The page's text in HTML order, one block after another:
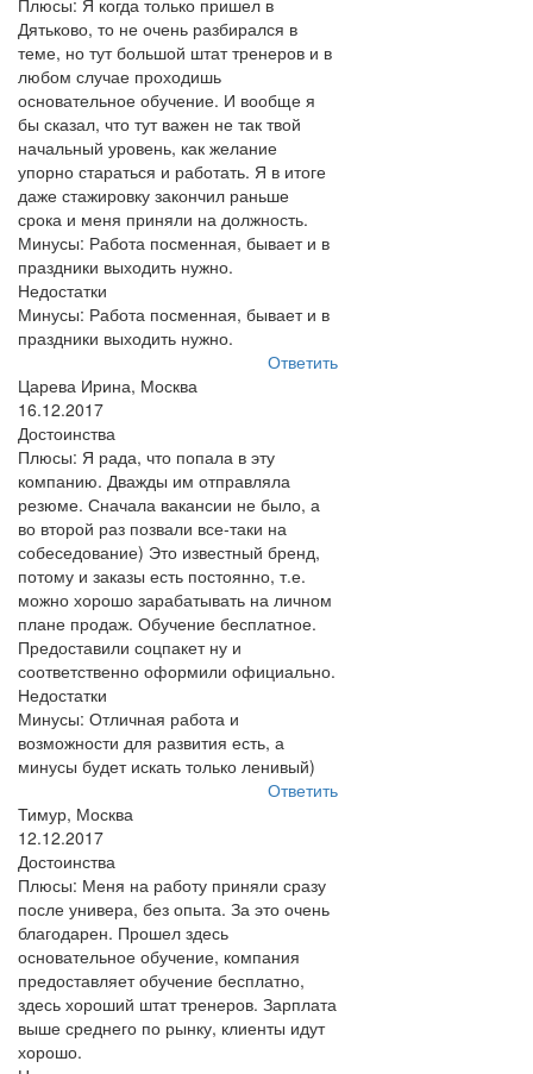
Плюсы: Я когда только пришел в
Дятьково, то не очень разбирался в
теме, но тут большой штат тренеров и в
любом случае проходишь
основательное обучение. И вообще я
бы сказал, что тут важен не так твой
начальный уровень, как желание
упорно стараться и работать. Я в итоге
даже стажировку закончил раньше
срока и меня приняли на должность.
Минусы: Работа посменная, бывает и в
праздники выходить нужно.
Недостатки
Минусы: Работа посменная, бывает и в
праздники выходить нужно.
Ответить
Царева Ирина, Москва
16.12.2017
Достоинства
Плюсы: Я рада, что попала в эту
компанию. Дважды им отправляла
резюме. Сначала вакансии не было, а
во второй раз позвали все-таки на
собеседование) Это известный бренд,
потому и заказы есть постоянно, т.е.
можно хорошо зарабатывать на личном
плане продаж. Обучение бесплатное.
Предоставили соцпакет ну и
соответственно оформили официально.
Недостатки
Минусы: Отличная работа и
возможности для развития есть, а
минусы будет искать только ленивый)
Ответить
Тимур, Москва
12.12.2017
Достоинства
Плюсы: Меня на работу приняли сразу
после универа, без опыта. За это очень
благодарен. Прошел здесь
основательное обучение, компания
предоставляет обучение бесплатно,
здесь хороший штат тренеров. Зарплата
выше среднего по рынку, клиенты идут
хорошо.